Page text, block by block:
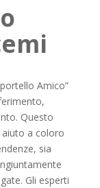
Amico”
Questo
a coloro
sia
Gli esperti